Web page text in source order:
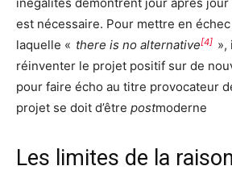
est nécessaire. Pour mettre en échec
laquelle « there is no alternative[4] »,
réinventer le projet positif sur de
pour faire écho au titre provocateur
projet se doit d’être postmoderne
Les limites de la raison